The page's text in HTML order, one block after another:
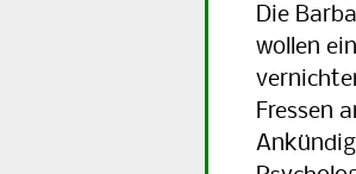
Die
wollen
Fressen